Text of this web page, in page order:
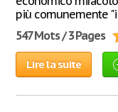
più comunemente
547 Mots / 3 Pages
Lire la suite